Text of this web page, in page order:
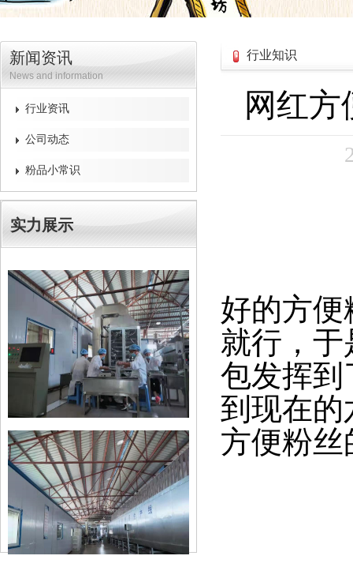
新闻资讯
News and information
行业资讯
公司动态
粉品小常识
实力展示
行业知识
网红
好的方
就行，
包发挥到
到现在
方便粉